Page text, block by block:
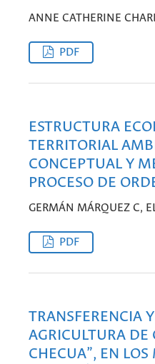
ANNE CATHERINE
PDF
ESTRUCTURA
TERRITORIAL
CONCEPTUAL Y
PROCESO DE
GERMÁN MÁRQUEZ C,
PDF
TRANSFERENCIA
AGRICULTURA DE
CHECUA”, EN